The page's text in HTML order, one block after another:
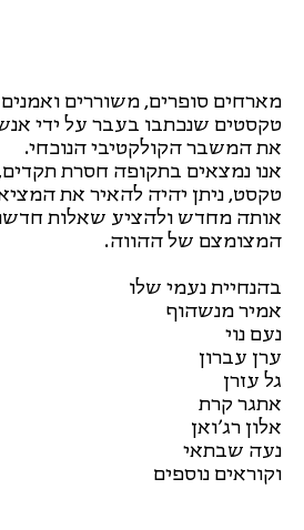
מארחים סופרים, משוררים
טקסטים שנכתבו בעבר על ידי
את המשבר הקולקטיבי הנוכחי.
אנו נמצאים בתקופה חסרת
טקסט, ניתן יהיה להאיר את
אותה מחדש ולהציע שאלות
המצומצם של ההווה.
בהנחיית נעמי שלו
אמיר מנשהוף
נעם נוי
ערן עברון
גל עזרן
אתגר קרת
אלון רג׳ואן
נעה שבתאי
וקוראים נוספים